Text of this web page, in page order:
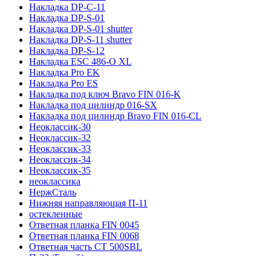
Накладка DP-C-11
Накладка DP-S-01
Накладка DP-S-01 shutter
Накладка DP-S-11 shutter
Накладка DP-S-12
Накладка ESC 486-O XL
Накладка Pro EK
Накладка Pro ES
Накладка под ключ Bravo FIN 016-K
Накладка под цилиндр 016-SX
Накладка под цилиндр Bravo FIN 016-СL
Неоклассик-30
Неоклассик-32
Неоклассик-33
Неоклассик-34
Неоклассик-35
неоклассика
НержСталь
Нижняя направляющая П-11
остекленные
Ответная планка FIN 0045
Ответная планка FIN 0068
Ответная часть СТ 500SBL